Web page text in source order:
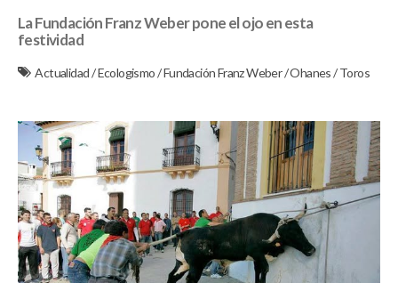
La Fundación Franz Weber pone el ojo en esta
festividad
Actualidad/Ecologismo/Fundación Franz Weber/Ohanes/Toros